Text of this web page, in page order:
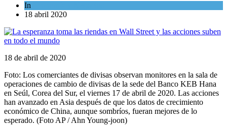
In
18 abril 2020
18 de abril de 2020
Foto: Los comerciantes de divisas observan monitores en la sala de
operaciones de cambio de divisas de la sede del Banco KEB Hana
en Seúl, Corea del Sur, el viernes 17 de abril de 2020. Las acciones
han avanzado en Asia después de que los datos de crecimiento
económico de China, aunque sombríos, fueran mejores de lo
esperado. (Foto AP / Ahn Young-joon)